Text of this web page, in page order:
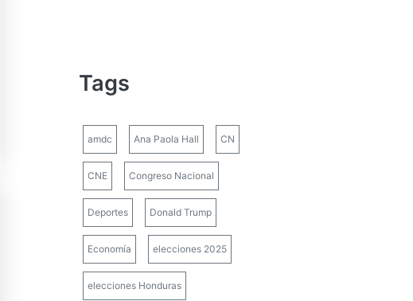
Tags
amdc Ana Paola Hall CN
CNE Congreso Nacional
Deportes Donald Trump
Economía elecciones 2025
elecciones Honduras